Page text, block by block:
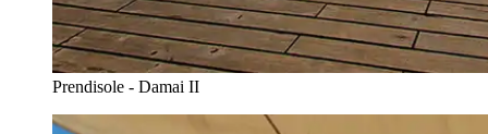
Prendisole - Damai II